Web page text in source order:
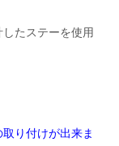
たステーを使用
り付けが出来ま